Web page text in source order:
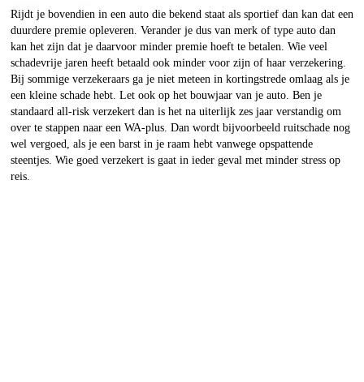
Rijdt je bovendien in een auto die bekend staat als sportief dan kan dat een
duurdere premie opleveren. Verander je dus van merk of type auto dan
kan het zijn dat je daarvoor minder premie hoeft te betalen. Wie veel
schadevrije jaren heeft betaald ook minder voor zijn of haar verzekering.
Bij sommige verzekeraars ga je niet meteen in kortingstrede omlaag als je
een kleine schade hebt. Let ook op het bouwjaar van je auto. Ben je
standaard all-risk verzekert dan is het na uiterlijk zes jaar verstandig om
over te stappen naar een WA-plus. Dan wordt bijvoorbeeld ruitschade nog
wel vergoed, als je een barst in je raam hebt vanwege opspattende
steentjes. Wie goed verzekert is gaat in ieder geval met minder stress op
reis.